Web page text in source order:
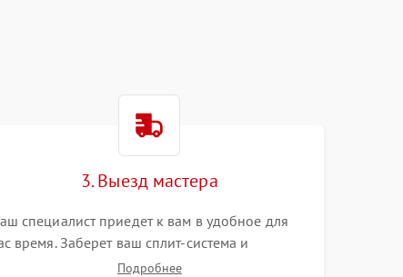
3. Выезд мастера
специалист приедет к вам в удобное для
время. Заберет ваш сплит-система и
на склад для диагностики.
Подробнее